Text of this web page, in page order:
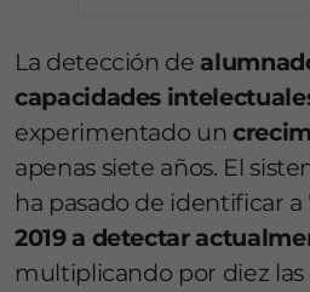
La detección de
capacidades
experimentado un
apenas siete años. El
ha pasado de identificar a
2019 a detectar
multiplicando por diez las